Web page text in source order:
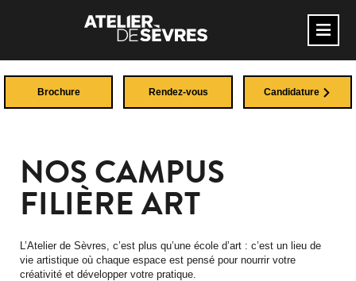
Brochure Rendez-vous Candidature
NOS CAMPUS
FILIÈRE ART
L’Atelier de Sèvres, c’est plus qu’une école d’art : c’est un lieu de
vie artistique où chaque espace est pensé pour nourrir votre
créativité et développer votre pratique.